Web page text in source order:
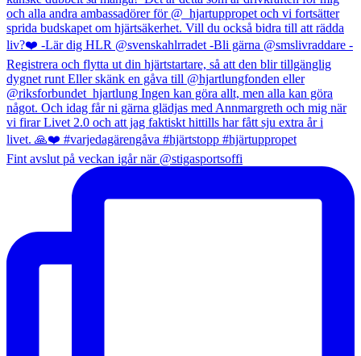
Fint avslut på veckan igår när @stigasportsoffi